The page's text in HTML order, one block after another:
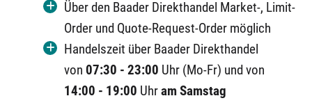
Über den Baader Direkthandel Market-, Limit-
Order und Quote-Request-Order möglich
Handelszeit über Baader Direkthandel
von 07:30 - 23:00 Uhr (Mo-Fr) und von
14:00 - 19:00 Uhram Samstag